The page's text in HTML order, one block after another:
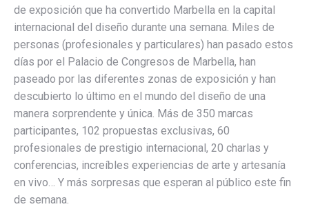
de exposición que ha convertido Marbella en la capital
internacional del diseño durante una semana. Miles de
personas (profesionales y particulares) han pasado estos
días por el Palacio de Congresos de Marbella, han
paseado por las diferentes zonas de exposición y han
descubierto lo último en el mundo del diseño de una
manera sorprendente y única. Más de 350 marcas
participantes, 102 propuestas exclusivas, 60
profesionales de prestigio internacional, 20 charlas y
conferencias, increíbles experiencias de arte y artesanía
en vivo… Y más sorpresas que esperan al público este fin
de semana.